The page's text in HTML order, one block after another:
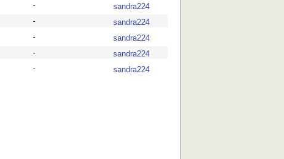
-
sandra224
-
sandra224
-
sandra224
-
sandra224
- sandra224